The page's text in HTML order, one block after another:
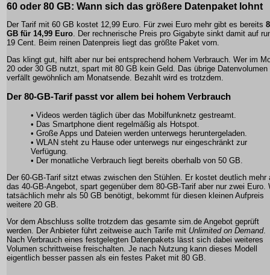
60 oder 80 GB: Wann sich das größere Datenpaket lohnt
Der Tarif mit 60 GB kostet 12,99 Euro. Für zwei Euro mehr gibt es bereits
GB für 14,99 Euro. Der rechnerische Preis pro Gigabyte sinkt damit auf
19 Cent. Beim reinen Datenpreis liegt das größte Paket vorn.
Das klingt gut, hilft aber nur bei entsprechend hohem Verbrauch. Wer im
20 oder 30 GB nutzt, spart mit 80 GB kein Geld. Das übrige Datenvolumen
verfällt gewöhnlich am Monatsende. Bezahlt wird es trotzdem.
Der 80-GB-Tarif passt vor allem bei hohem Verbrauch
• Videos werden täglich über das Mobilfunknetz gestreamt.
• Das Smartphone dient regelmäßig als Hotspot.
• Große Apps und Dateien werden unterwegs heruntergeladen.
• WLAN steht zu Hause oder unterwegs nur eingeschränkt zur
Verfügung.
• Der monatliche Verbrauch liegt bereits oberhalb von 50 GB.
Der 60-GB-Tarif sitzt etwas zwischen den Stühlen. Er kostet deutlich mehr
das 40-GB-Angebot, spart gegenüber dem 80-GB-Tarif aber nur zwei Euro.
tatsächlich mehr als 50 GB benötigt, bekommt für diesen kleinen Aufpreis
weitere 20 GB.
Vor dem Abschluss sollte trotzdem das gesamte sim.de Angebot geprüft
werden. Der Anbieter führt zeitweise auch Tarife mit Unlimited on Demand.
Nach Verbrauch eines festgelegten Datenpakets lässt sich dabei weiteres
Volumen schrittweise freischalten. Je nach Nutzung kann dieses Modell
eigentlich besser passen als ein festes Paket mit 80 GB.